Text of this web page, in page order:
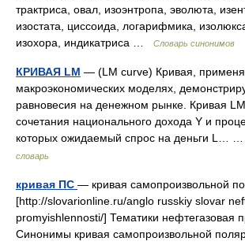
трактриса, овал, изоэнтропа, эволюта,
изостата, циссоида, логарифмика,
изохора, индикатриса …
Словарь синонимов
КРИВАЯ LM — (LM curve) Кривая,
макроэкономических моделях,
равновесия на денежном рынке. Кривая
сочетания национального дохода Y и
которых ожидаемый спрос на деньги L…
словарь
кривая ПС — кривая самопроизвольной
[http://slovarionline.ru/anglo russkiy slovar
promyishlennosti/] Тематики нефтегазовая
Синонимы кривая самопроизвольной